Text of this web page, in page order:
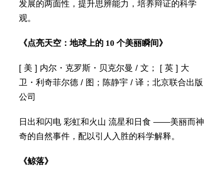
发展的两面性，提升思辨能力，培养辩证的科学
观。
《点亮天空：地球上的 10 个美丽瞬间》
[ 美 ] 内尔・克罗斯・贝克尔曼 / 文； [ 英 ] 大
卫・利奇菲尔德 / 图；陈静宇 / 译；北京联合出版
公司
日出和闪电 彩虹和火山 流星和日食 ——美丽而神
奇的自然事件，配以引人入胜的科学解释。
《鲸落》